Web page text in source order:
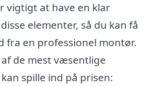
vigtigt at have en klar
elementer, så du kan få
fra en professionel montør.
de mest væsentlige
spille ind på prisen: